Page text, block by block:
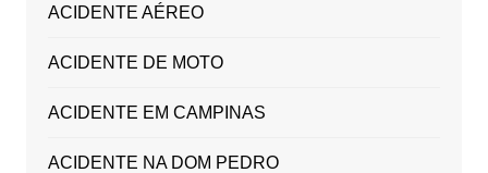
ACIDENTE AÉREO
ACIDENTE DE MOTO
ACIDENTE EM CAMPINAS
ACIDENTE NA DOM PEDRO